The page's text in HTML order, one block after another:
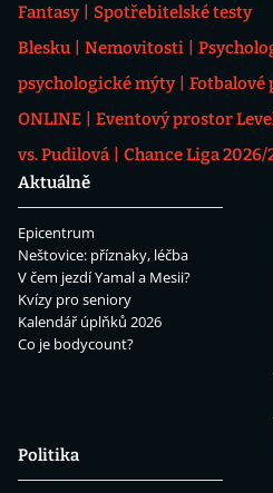
Fantasy
Spotřebitelské testy
Blesku
Nemovitosti
psychologické mýty
Fotbalové
ONLINE
Eventový prostor
vs. Pudilová
Chance Liga 2026/
Aktuálně
Epicentrum
Neštovice: příznaky, léčba
V čem jezdí Yamal a Mesii?
Kvízy pro seniory
Kalendář úplňků 2026
Co je bodycount?
Politika